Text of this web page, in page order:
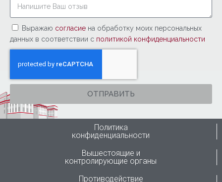
Выражаю согласие на обработку моих персональных
данных в соответствии с политикой конфиденциальности
ОТПРАВИТЬ
Политика
конфиденциальности
Вышестоящие и
контролирующие органы
Противодействие